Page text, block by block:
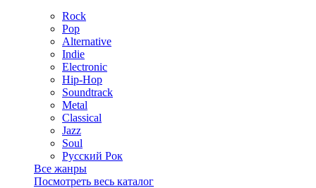
Rock
Pop
Alternative
Indie
Electronic
Hip-Hop
Soundtrack
Metal
Classical
Jazz
Soul
Русский Рок
Все жанры
Посмотреть весь каталог